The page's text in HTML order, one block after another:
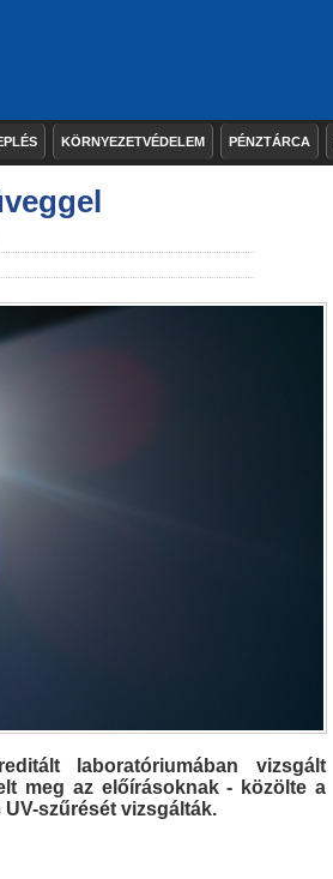
KÖRNYEZETVÉDELEM PÉNZTÁRCA
laboratóriumában vizsgált
meg az előírásoknak - közölte a
szűrését vizsgálták.